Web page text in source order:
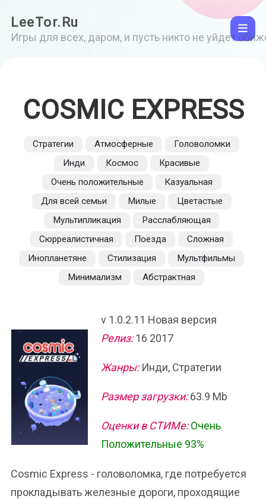
LeeTor.Ru
Игры для всех, даром, и пусть никто не уйдет
COSMIC EXPRESS
Стратегии Атмосферные
Головоломки
Инди
Космос
Красивые
Очень положительные
Казуальная
Для всей семьи
Милые
Цветастые
Мультипликация
Расслабляющая
Сюрреалистичная
Поезда
Сложная
Инопланетяне
Стилизация
Мультфильмы
Минимализм
Абстрактная
v 1.0.2.11 Новая версия
Релиз:16 2017
Жанры:Инди, Стратегии
Размер загрузки:63.9 Mb
Оценки в СТИМе: Очень
Положительные 93%
Cosmic Express - головоломка, где потребуется
прокладывать железные дороги, проходящие